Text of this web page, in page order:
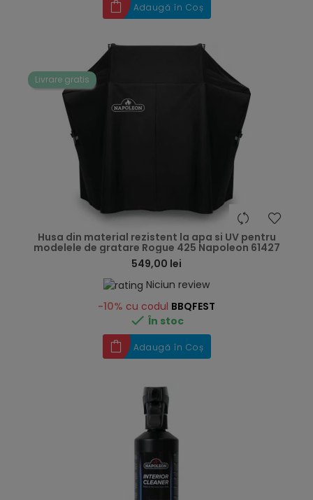
Adaugă în Coș
Livrare gratis
Husa din material rezistent la apa si UV pentru
modelele de gratare Rogue 425 Napoleon 61427
549,00 lei
Niciun review
-10% cu codul BBQFEST
 În stoc
Adaugă în Coș